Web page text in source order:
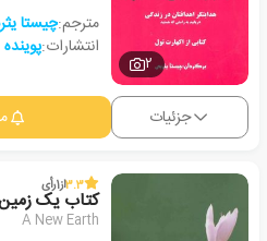
2
مترجم:چیستا
انتشارات:پوینده
جزئیات
3.3از1رأی
کتاب یک
A New Earth